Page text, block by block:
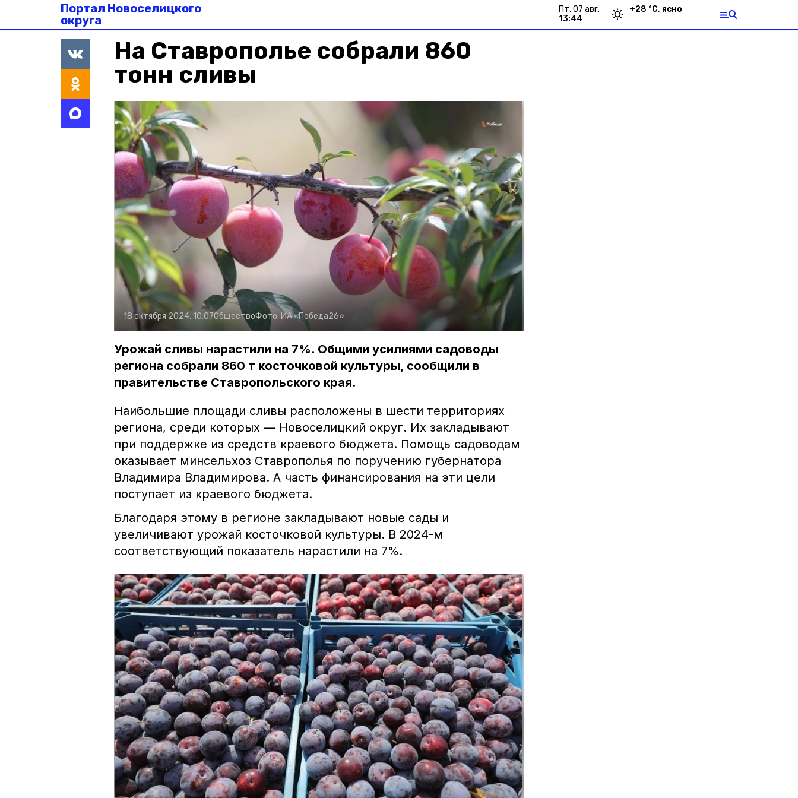
Портал Новоселицкого
округа
пт, 07 авг.
13:44
+28 °С, ясно
На Ставрополье собрали 860
тонн сливы
18 октября 2024, 10:07ОбществоФото: ИА «Победа26»
Урожай сливы нарастили на 7%. Общими усилиями садоводы
региона собрали 860 т косточковой культуры, сообщили в
правительстве Ставропольского края.
Наибольшие площади сливы расположены в шести территориях
региона, среди которых — Новоселицкий округ. Их закладывают
при поддержке из средств краевого бюджета. Помощь садоводам
оказывает минсельхоз Ставрополья по поручению губернатора
Владимира Владимирова. А часть финансирования на эти цели
поступает из краевого бюджета.
Благодаря этому в регионе закладывают новые сады и
увеличивают урожай косточковой культуры. В 2024-м
соответствующий показатель нарастили на 7%.